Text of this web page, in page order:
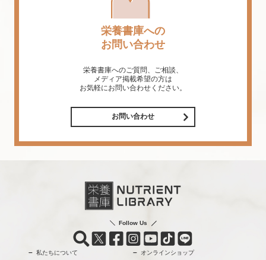
栄養書庫への
お問い合わせ
栄養書庫へのご質問、ご相談、
メディア掲載希望の方は
お気軽にお問い合わせください。
お問い合わせ
Follow Us
私たちについて オンラインショップ